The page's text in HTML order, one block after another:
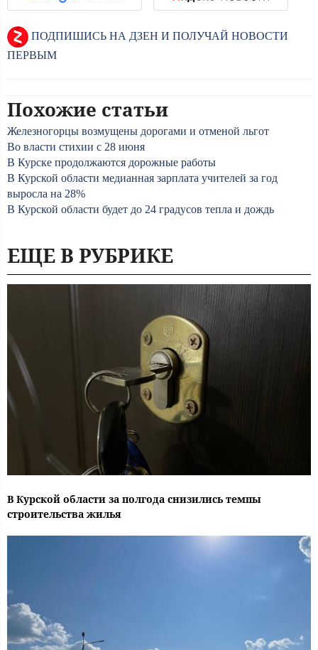
ПОДПИШИСЬ НА ДЗЕН И ПОЛУЧАЙ НОВОСТИ
ПЕРВЫМ
Похожие статьи
Железногорцы возмущены дорогами и отменой льгот
Во власти стихии с 28 июня
В Курске продолжаются дорожные работы
В Курской области медианная зарплата учителей за год
выросла на 28%
В Курской области будет до 24 градусов тепла и дождь
ЕЩЕ В РУБРИКЕ
В Курской области за полгода снизились темпы
строительства жилья